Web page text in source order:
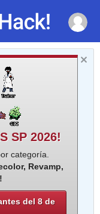
SP 2026!
categoría.
Revamp,
del 8 de